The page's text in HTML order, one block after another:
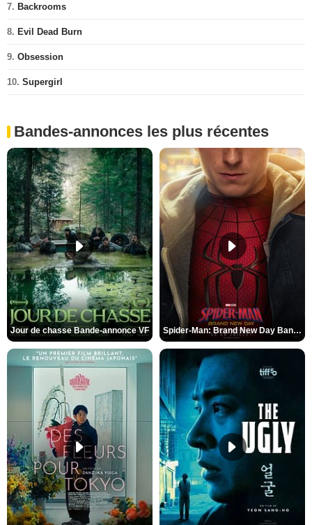
7. Backrooms
8. Evil Dead Burn
9. Obsession
10. Supergirl
Bandes-annonces les plus récentes
Jour de chasse Bande-annonce VF Spider-Man: Brand New Day Bande-annonce (3) VO STFR